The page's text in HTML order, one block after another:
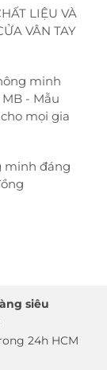
LIỆU VÀ
VÂN TAY
minh
- Mẫu
mọi gia
minh đáng
siêu
24h HCM